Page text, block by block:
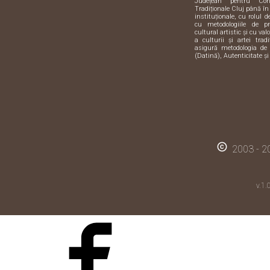
Tradiționale Cluj până
instituționale, cu rolul
cu metodologiile de
cultural artistic și cu
a culturii și artei
asigură metodologia
(Datină), Autenticitate
copyright 2003 -